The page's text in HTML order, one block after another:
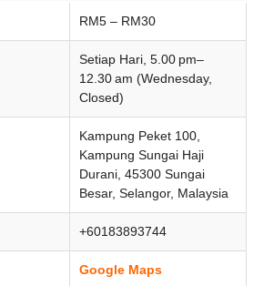
RM5 – RM30
Setiap Hari, 5.00 pm–
12.30 am (Wednesday,
Closed)
Kampung Peket 100,
Kampung Sungai Haji
Durani, 45300 Sungai
Besar, Selangor, Malaysia
+60183893744
Google Maps